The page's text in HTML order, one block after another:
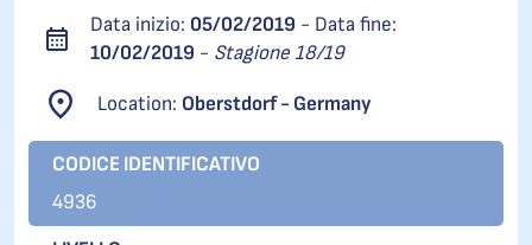
Data inizio: 05/02/2019 - Data fine:
10/02/2019 - Stagione 18/19
Location: Oberstdorf - Germany
CODICE IDENTIFICATIVO
4936